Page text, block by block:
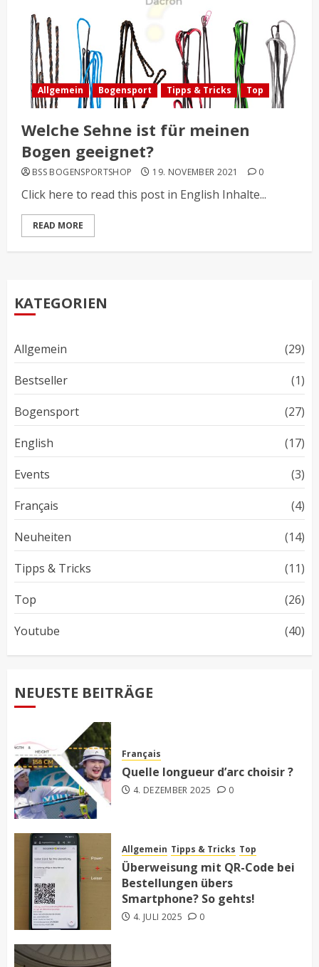
Allgemein Bogensport Tipps & Tricks Top
Welche Sehne ist für meinen
Bogen geeignet?
BSS BOGENSPORTSHOP 19. NOVEMBER 2021 0
Click here to read this post in English Inhalte...
READ MORE
KATEGORIEN
Allgemein
(29)
Bestseller
(1)
Bogensport
(27)
English
(17)
Events
(3)
Français
(4)
Neuheiten
(14)
Tipps & Tricks
(11)
Top
(26)
Youtube
(40)
NEUESTE BEITRÄGE
Français
Quelle longueur d’arc choisir ?
4. DEZEMBER 2025 0
Allgemein Tipps & Tricks Top
Überweisung mit QR-Code bei
Bestellungen übers
Smartphone? So gehts!
4. JULI 2025 0